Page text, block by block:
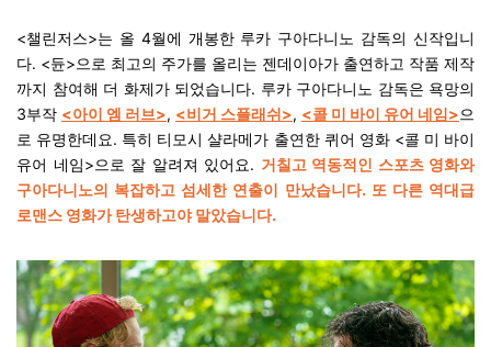
<챌린저스>는 올 4월에 개봉한 루카 구아다니노 감독의 신작입니
다. <듄>으로 최고의 주가를 올리는 젠데이아가 출연하고 작품 제작
까지 참여해 더 화제가 되었습니다. 루카 구아다니노 감독은 욕망의
3부작 <아이 엠 러브>, <비거 스플래쉬>, <콜 미 바이 유어 네임>으
로 유명한데요. 특히 티모시 샬라메가 출연한 퀴어 영화 <콜 미 바이
유어 네임>으로 잘 알려져 있어요. 거칠고 역동적인 스포츠 영화와
구아다니노의 복잡하고 섬세한 연출이 만났습니다. 또 다른 역대급
로맨스 영화가 탄생하고야 말았습니다.